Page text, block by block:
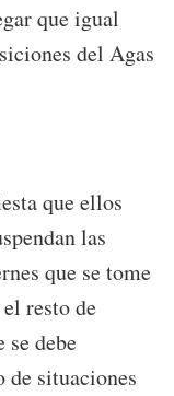
que igual
del Agas
que ellos
las
que se tome
resto de
se debe
situaciones